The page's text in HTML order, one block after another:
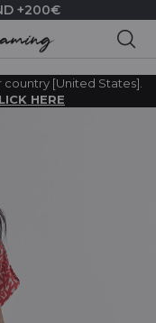
+200€
[United States].
HERE